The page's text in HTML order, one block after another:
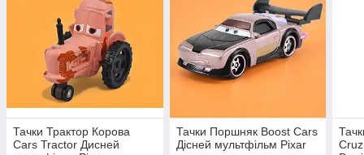
Тачки Трактор Корова
Cars Tractor Дисней
Тачки Поршняк Boost Cars
Дісней мультфільм Pixar